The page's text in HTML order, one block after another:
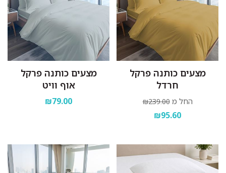
מצעים כותנה פרקל
חרדל
החל מ ₪239.00
₪95.60
מצעים כותנה פרקל
אוף וויט
₪79.00